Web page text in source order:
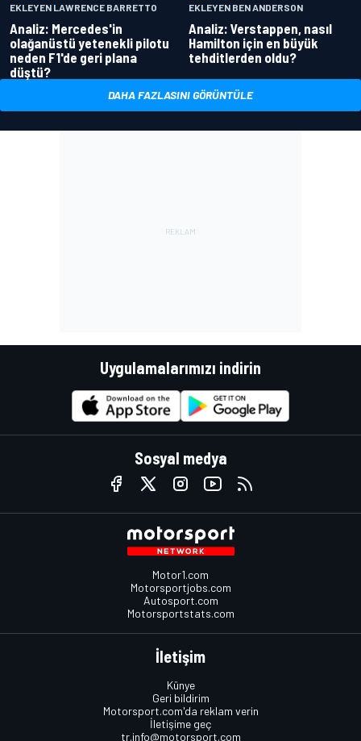
EKLEYEN LAWRENCE BARRETTO
Analiz: Mercedes'in
olağanüstü yetenekli pilotu
neden F1'de geri plana
düştü?
EKLEYEN BEN ANDERSON
Analiz: Verstappen, nasıl
Hamilton için en büyük
tehditlerden oldu?
DAHA FAZLASINI GÖRÜNTÜLE
Uygulamalarımızı indirin
Sosyal medya
Motor1.com
Motorsportjobs.com
Autosport.com
Motorsportstats.com
İletişim
Künye
Geri bildirim
Motorsport.com'da reklam verin
İletişime geç
tr.info@motorsport.com